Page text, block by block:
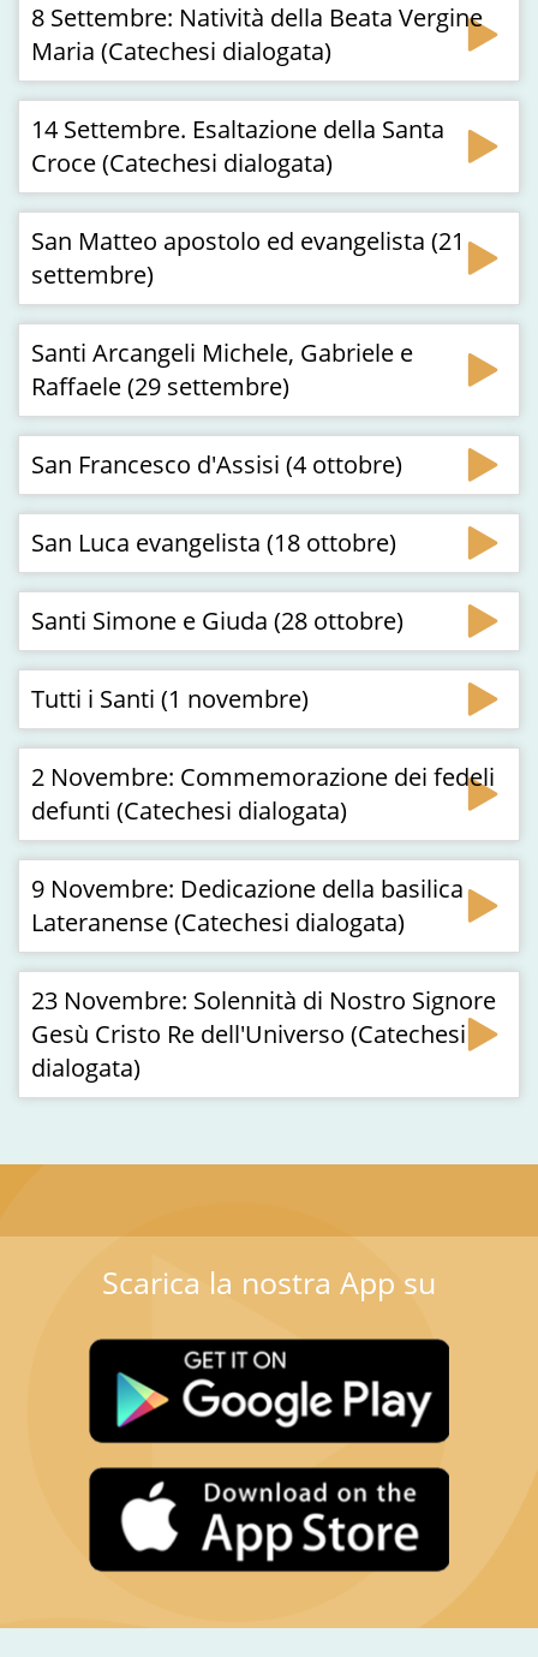
8 Settembre: Natività della Beata Vergine
Maria (Catechesi dialogata)
14 Settembre. Esaltazione della Santa
Croce (Catechesi dialogata)
San Matteo apostolo ed evangelista (21
settembre)
Santi Arcangeli Michele, Gabriele e
Raffaele (29 settembre)
San Francesco d'Assisi (4 ottobre)
San Luca evangelista (18 ottobre)
Santi Simone e Giuda (28 ottobre)
Tutti i Santi (1 novembre)
2 Novembre: Commemorazione dei fedeli
defunti (Catechesi dialogata)
9 Novembre: Dedicazione della basilica
Lateranense (Catechesi dialogata)
23 Novembre: Solennità di Nostro Signore
Gesù Cristo Re dell'Universo (Catechesi
dialogata)
Scarica la nostra App su